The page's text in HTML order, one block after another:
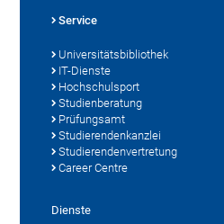
Service
Universitätsbibliothek
IT-Dienste
Hochschulsport
Studienberatung
Prüfungsamt
Studierendenkanzlei
Studierendenvertretung
Career Centre
Dienste